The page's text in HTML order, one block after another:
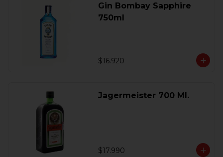
Gin Bombay Sapphire
750ml
$16.920
Jagermeister 700 Ml.
$17.990